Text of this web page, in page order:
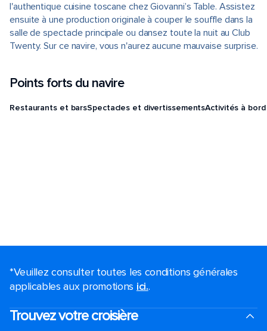
l'authentique cuisine toscane chez Giovanni’s Table. Assistez
ensuite à une production originale à couper le souffle dans la
salle de spectacle principale ou dansez toute la nuit au Club
Twenty. Sur ce navire, vous n'aurez aucune mauvaise surprise.
Points forts du navire
Restaurants et barsSpectacles et divertissementsActivités à bord
*Veuillez consulter toutes les conditions générales
applicables aux promotions ici..
Trouvez votre croisière